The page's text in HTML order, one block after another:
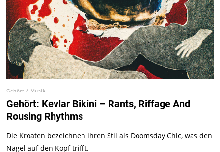
Gehört / Musik
Gehört: Kevlar Bikini – Rants, Riffage And
Rousing Rhythms
Die Kroaten bezeichnen ihren Stil als Doomsday Chic, was den
Nagel auf den Kopf trifft.